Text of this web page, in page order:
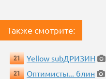
Также смотрите:
21 Yellow subДРИЗИН
21
Оптимисты... блин